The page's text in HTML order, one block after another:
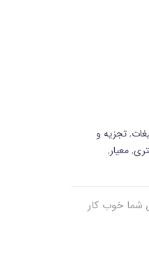
,تجزیه و
,معیار,
شما خوب کار